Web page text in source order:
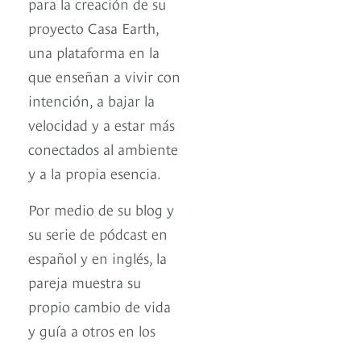
proyecto Casa Earth,
una plataforma en la
que enseñan a vivir con
intención, a bajar la
velocidad y a estar más
conectados al ambiente
y a la propia esencia.
Por medio de su blog y
su serie de pódcast en
español y en inglés, la
pareja muestra su
propio cambio de vida
y guía a otros en los